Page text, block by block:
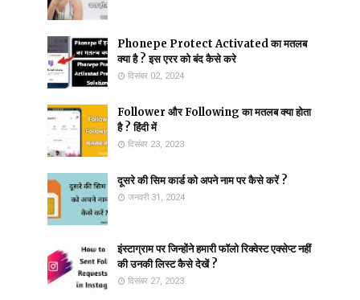
Phonepe Protect Activated का मतलब
क्या है ? इस एरर को बंद कैसे करे
दिसंबर 02, 2024
Follower और Following का मतलब क्या होता
है ? हिंदी में
दिसंबर 23, 2023
दूसरे की सिम कार्ड को अपने नाम पर कैसे करें ?
जनवरी 31, 2024
इंस्टाग्राम पर जिन्होंने हमारी फॉलो रिक्वेस्ट एक्सेप्ट नहीं
की उनकी लिस्ट कैसे देखें ?
दिसंबर 27, 2023